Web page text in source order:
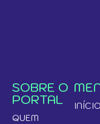
SOBRE O
PORTAL
QUEM
INÍCIO